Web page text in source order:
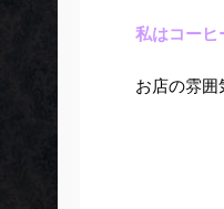
私はコーヒ
お店の雰